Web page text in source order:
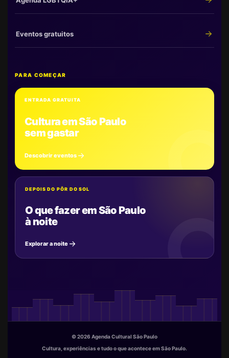
Eventos gratuitos
PARA COMEÇAR
ENTRADA GRATUITA
Cultura em São Paulo
sem gastar
Descobrir eventos
DEPOIS DO PÔR DO SOL
O que fazer em São Paulo
à noite
Explorar a noite
© 2026 Agenda Cultural São Paulo
Cultura, experiências e tudo o que acontece em São Paulo.